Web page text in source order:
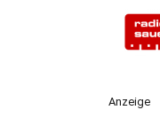
Anzeige